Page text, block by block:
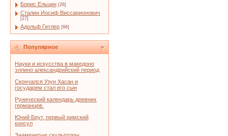
Борис Ельцин [26]
Сталин Иосиф Виссарионович
[27]
Адольф Гитлер [66]
Популярное
Науки и искусства в македоно
эллино александрийский период
Скончался Узун Хасан и
государем стал его сын
Рунический календарь древних
германцев.
Юний Брут, первый римский
консул